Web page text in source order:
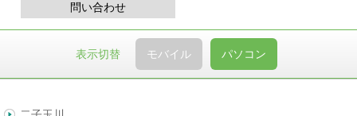
問い合わせ
表示切替 モバイル パソコン